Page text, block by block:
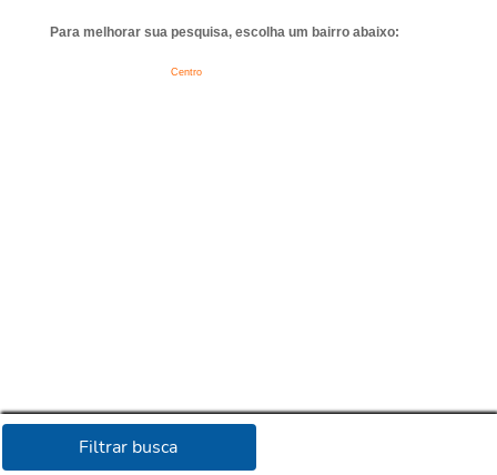
Filtrar busca
Para melhorar sua pesquisa, escolha um bairro abaixo:
Centro